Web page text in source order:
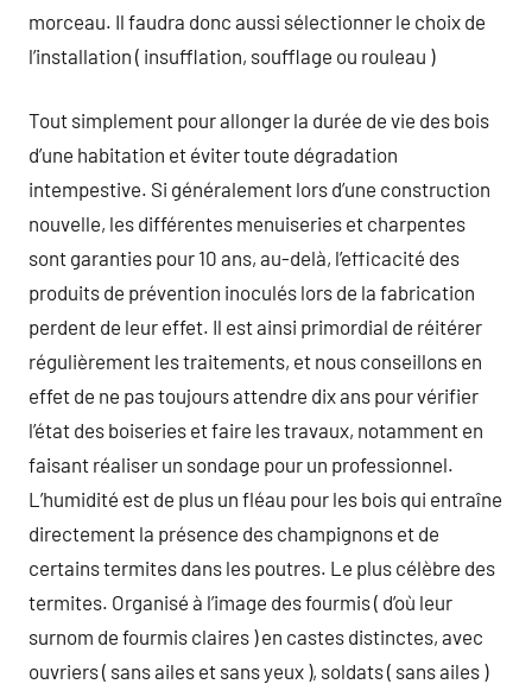
morceau. Il faudra donc aussi sélectionner le choix de
l’installation ( insufflation, soufflage ou rouleau )
Tout simplement pour allonger la durée de vie des bois
d’une habitation et éviter toute dégradation
intempestive. Si généralement lors d’une construction
nouvelle, les différentes menuiseries et charpentes
sont garanties pour 10 ans, au-delà, l’efficacité des
produits de prévention inoculés lors de la fabrication
perdent de leur effet. Il est ainsi primordial de réitérer
régulièrement les traitements, et nous conseillons en
effet de ne pas toujours attendre dix ans pour vérifier
l’état des boiseries et faire les travaux, notamment en
faisant réaliser un sondage pour un professionnel.
L’humidité est de plus un fléau pour les bois qui entraîne
directement la présence des champignons et de
certains termites dans les poutres. Le plus célèbre des
termites. Organisé à l’image des fourmis ( d’où leur
surnom de fourmis claires ) en castes distinctes, avec
ouvriers ( sans ailes et sans yeux ), soldats ( sans ailes )